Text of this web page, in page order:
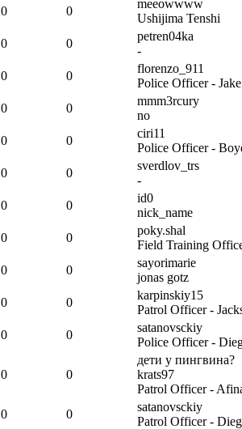
0 0
meeowwww
Ushijima Tenshi
0 0
petren04ka
-
0 0
florenzo_911
Police Officer -
0 0
mmm3rcury
no
0 0
ciri11
Police Officer -
0 0
sverdlov_trs
-
0 0
id0
nick_name
0 0
poky.shal
Field Training
0 0
sayorimarie
jonas gotz
0 0
karpinskiy15
Patrol Officer -
0 0
satanovsckiy
Police Officer -
0 0
дети у пингвина?
krats97
Patrol Officer -
0 0
satanovsckiy
Patrol Officer -